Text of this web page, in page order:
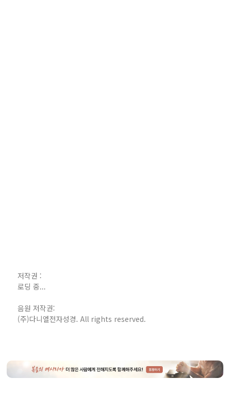
저작권 :
로딩 중...
음원 저작권:
(주)다니엘전자성경. All rights reserved.